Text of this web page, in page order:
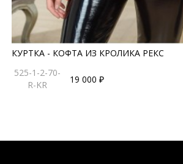
КУРТКА - КОФТА ИЗ КРОЛИКА РЕКС
525-1-2-70-
R-KR
19 000 ₽